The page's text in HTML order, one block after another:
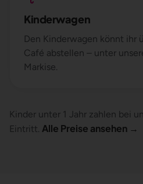
Kinderwagen
Den Kinderwagen könnt ihr
Café abstellen – unter
Markise.
Kinder unter 1 Jahr zahlen bei
Eintritt. Alle Preise ansehen →